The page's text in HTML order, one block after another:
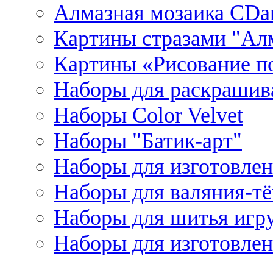
Алмазная мозаика
Картины стразами
Картины «Рисование
Наборы для
Наборы Сolor Velvet
Наборы "Батик-арт"
Наборы для
Наборы для валяния-
Наборы для шитья
Наборы для